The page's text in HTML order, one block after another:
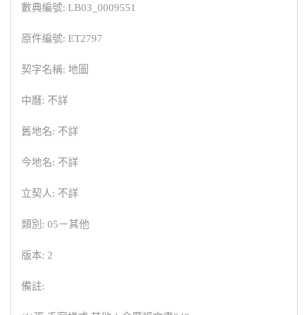
數典編號: LB03_0009551
原件編號: ET2797
契字名稱: 地圖
中曆: 不詳
舊地名: 不詳
今地名: 不詳
立契人: 不詳
類別: 05－其他
版本: 2
備註: